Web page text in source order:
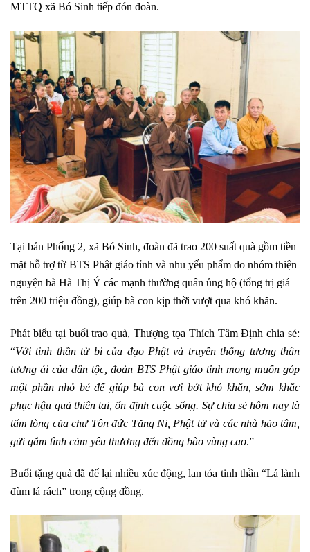
MTTQ xã Bó Sinh tiếp đón đoàn.
Tại bản Phống 2, xã Bó Sinh, đoàn đã trao 200 suất quà gồm tiền
mặt hỗ trợ từ BTS Phật giáo tỉnh và nhu yếu phẩm do nhóm thiện
nguyện bà Hà Thị Ý các mạnh thường quân ủng hộ (tổng trị giá
trên 200 triệu đồng), giúp bà con kịp thời vượt qua khó khăn.
Phát biểu tại buổi trao quà, Thượng tọa Thích Tâm Định chia sẻ:
“Với tinh thần từ bi của đạo Phật và truyền thống tương thân
tương ái của dân tộc, đoàn BTS Phật giáo tỉnh mong muốn góp
một phần nhỏ bé để giúp bà con vơi bớt khó khăn, sớm khắc
phục hậu quả thiên tai, ổn định cuộc sống. Sự chia sẻ hôm nay là
tấm lòng của chư Tôn đức Tăng Ni, Phật tử và các nhà hảo tâm,
gửi gắm tình cảm yêu thương đến đồng bào vùng cao.”
Buổi tặng quà đã để lại nhiều xúc động, lan tỏa tinh thần “Lá lành
đùm lá rách” trong cộng đồng.